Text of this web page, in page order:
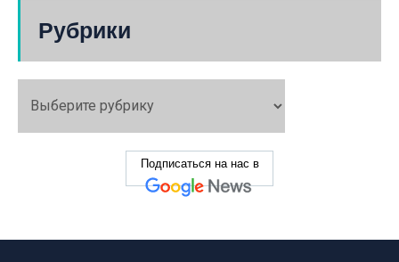
Рубрики
Подписаться на нас в